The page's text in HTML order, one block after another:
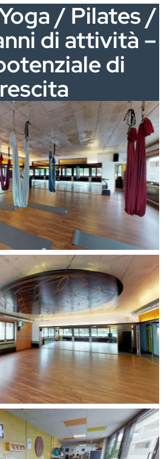
/ Pilates /
di attività –
di